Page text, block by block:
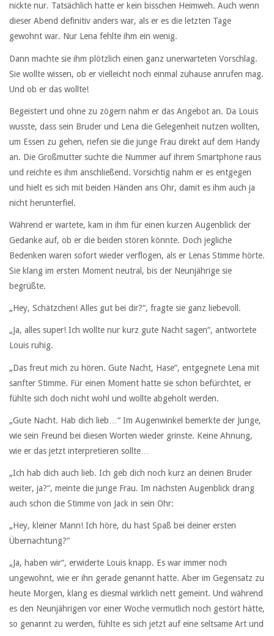
nickte nur. Tatsächlich hatte er kein bisschen Heimweh. Auch wenn
dieser Abend definitiv anders war, als er es die letzten Tage
gewohnt war. Nur Lena fehlte ihm ein wenig.
Dann machte sie ihm plötzlich einen ganz unerwarteten Vorschlag.
Sie wollte wissen, ob er vielleicht noch einmal zuhause anrufen mag.
Und ob er das wollte!
Begeistert und ohne zu zögern nahm er das Angebot an. Da Louis
wusste, dass sein Bruder und Lena die Gelegenheit nutzen wollten,
um Essen zu gehen, riefen sie die junge Frau direkt auf dem Handy
an. Die Großmutter suchte die Nummer auf ihrem Smartphone raus
und reichte es ihm anschließend. Vorsichtig nahm er es entgegen
und hielt es sich mit beiden Händen ans Ohr, damit es ihm auch ja
nicht herunterfiel.
Während er wartete, kam in ihm für einen kurzen Augenblick der
Gedanke auf, ob er die beiden stören könnte. Doch jegliche
Bedenken waren sofort wieder verflogen, als er Lenas Stimme hörte.
Sie klang im ersten Moment neutral, bis der Neunjährige sie
begrüßte.
„Hey, Schätzchen! Alles gut bei dir?“, fragte sie ganz liebevoll.
„Ja, alles super! Ich wollte nur kurz gute Nacht sagen“, antwortete
Louis ruhig.
„Das freut mich zu hören. Gute Nacht, Hase“, entgegnete Lena mit
sanfter Stimme. Für einen Moment hatte sie schon befürchtet, er
fühlte sich doch nicht wohl und wollte abgeholt werden.
„Gute Nacht. Hab dich lieb…“ Im Augenwinkel bemerkte der Junge,
wie sein Freund bei diesen Worten wieder grinste. Keine Ahnung,
wie er das jetzt interpretieren sollte…
„Ich hab dich auch lieb. Ich geb dich noch kurz an deinen Bruder
weiter, ja?“, meinte die junge Frau. Im nächsten Augenblick drang
auch schon die Stimme von Jack in sein Ohr:
„Hey, kleiner Mann! Ich höre, du hast Spaß bei deiner ersten
Übernachtung?“
„Ja, haben wir“, erwiderte Louis knapp. Es war immer noch
ungewohnt, wie er ihn gerade genannt hatte. Aber im Gegensatz zu
heute Morgen, klang es diesmal wirklich nett gemeint. Und während
es den Neunjährigen vor einer Woche vermutlich noch gestört hätte,
so genannt zu werden, fühlte es sich jetzt auf eine seltsame Art und